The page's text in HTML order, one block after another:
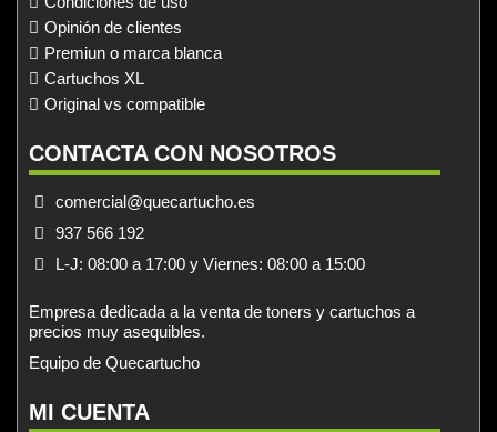
Opinión de clientes
Premiun o marca blanca
Cartuchos XL
Original vs compatible
CONTACTA CON NOSOTROS
comercial@quecartucho.es
937 566 192
L-J: 08:00 a 17:00 y Viernes: 08:00 a 15:00
Empresa dedicada a la venta de toners y cartuchos a
precios muy asequibles.
Equipo de Quecartucho
MI CUENTA